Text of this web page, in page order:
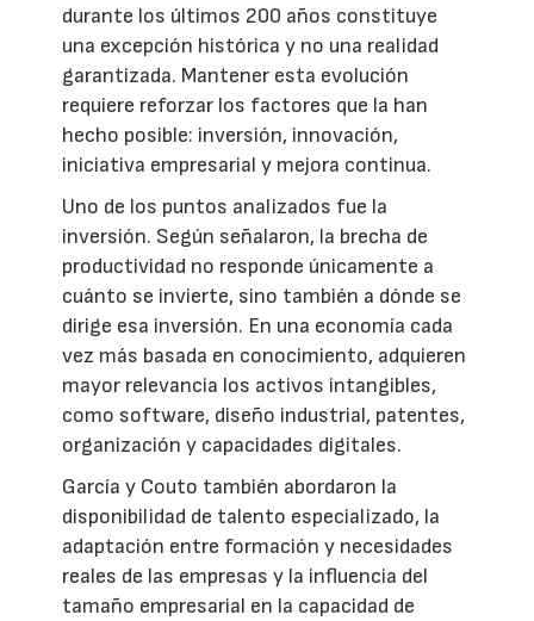
durante los últimos 200 años constituye
una excepción histórica y no una realidad
garantizada. Mantener esta evolución
requiere reforzar los factores que la han
hecho posible: inversión, innovación,
iniciativa empresarial y mejora continua.
Uno de los puntos analizados fue la
inversión. Según señalaron, la brecha de
productividad no responde únicamente a
cuánto se invierte, sino también a dónde se
dirige esa inversión. En una economía cada
vez más basada en conocimiento, adquieren
mayor relevancia los activos intangibles,
como software, diseño industrial, patentes,
organización y capacidades digitales.
García y Couto también abordaron la
disponibilidad de talento especializado, la
adaptación entre formación y necesidades
reales de las empresas y la influencia del
tamaño empresarial en la capacidad de